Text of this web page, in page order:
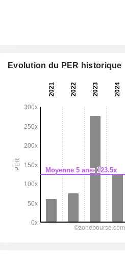
Evolution du PER historique